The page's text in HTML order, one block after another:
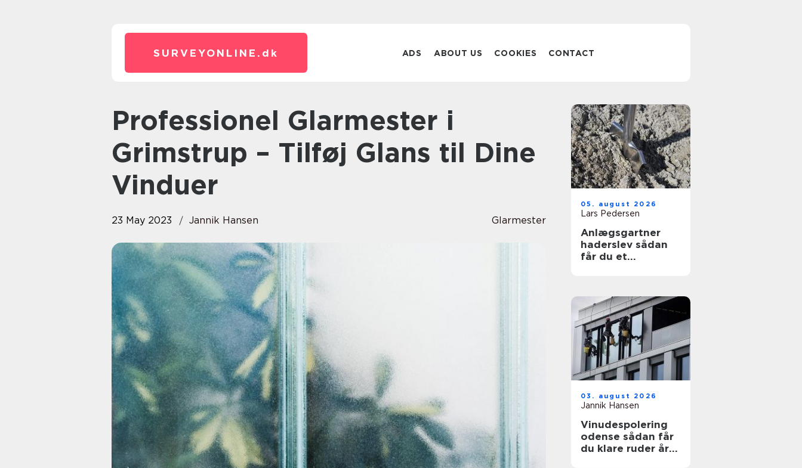
SURVEYONLINE. dk ADS ABOUT US COOKIES CONTACT
Professionel Glarmester i
Grimstrup – Tilføj Glans til Dine
Vinduer
23 May 2023 Jannik Hansen Glarmester
05. august 2026
Lars Pedersen
Anlægsgartner
haderslev sådan
får du et
03. august 2026
Jannik Hansen
Vinudespolering
odense sådan får
du klare ruder året